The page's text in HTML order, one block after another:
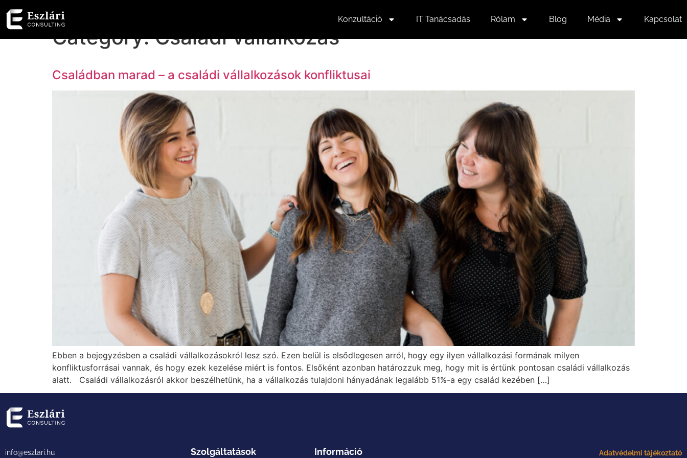
Konzultáció IT Tanácsadás Rólam Blog Média Kapcsolat
Category:Családi vállalkozás
Családban marad – a családi vállalkozások konfliktusai
Ebben a bejegyzésben a családi vállalkozásokról lesz szó. Ezen belül is elsődlegesen arról, hogy egy ilyen vállalkozási formának milyen
konfliktusforrásai vannak, és hogy ezek kezelése miért is fontos. Elsőként azonban határozzuk meg, hogy mit is értünk pontosan családi vállalkozás
alatt. Családi vállalkozásról akkor beszélhetünk, ha a vállalkozás tulajdoni hányadának legalább 51%-a egy család kezében […]
info@eszlari.hu Szolgáltatások Információ Adatvédelmi tájékoztató